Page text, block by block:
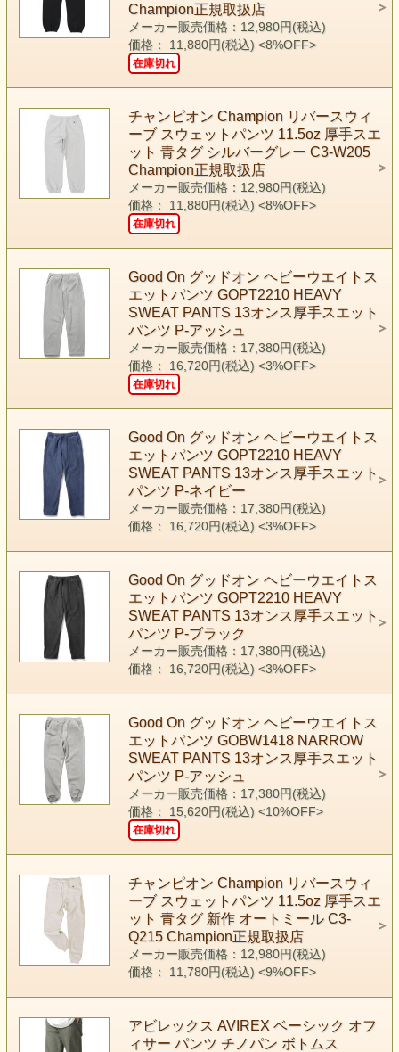
Champion正規取扱店
メーカー販売価格：12,980円(税込)
価格： 11,880円(税込) <8%OFF>
在庫切れ
チャンピオン Champion リバースウィ
ーブ スウェットパンツ 11.5oz 厚手スエ
ット 青タグ シルバーグレー C3-W205
Champion正規取扱店
メーカー販売価格：12,980円(税込)
価格： 11,880円(税込) <8%OFF>
在庫切れ
Good On グッドオン ヘビーウエイトス
エットパンツ GOPT2210 HEAVY
SWEAT PANTS 13オンス厚手スエット
パンツ P-アッシュ
メーカー販売価格：17,380円(税込)
価格： 16,720円(税込) <3%OFF>
在庫切れ
Good On グッドオン ヘビーウエイトス
エットパンツ GOPT2210 HEAVY
SWEAT PANTS 13オンス厚手スエット
パンツ P-ネイビー
メーカー販売価格：17,380円(税込)
価格： 16,720円(税込) <3%OFF>
Good On グッドオン ヘビーウエイトス
エットパンツ GOPT2210 HEAVY
SWEAT PANTS 13オンス厚手スエット
パンツ P-ブラック
メーカー販売価格：17,380円(税込)
価格： 16,720円(税込) <3%OFF>
Good On グッドオン ヘビーウエイトス
エットパンツ GOBW1418 NARROW
SWEAT PANTS 13オンス厚手スエット
パンツ P-アッシュ
メーカー販売価格：17,380円(税込)
価格： 15,620円(税込) <10%OFF>
在庫切れ
チャンピオン Champion リバースウィ
ーブ スウェットパンツ 11.5oz 厚手スエ
ット 青タグ 新作 オートミール C3-
Q215 Champion正規取扱店
メーカー販売価格：12,980円(税込)
価格： 11,780円(税込) <9%OFF>
アビレックス AVIREX ベーシック オフ
ィサー パンツ チノパン ボトムス